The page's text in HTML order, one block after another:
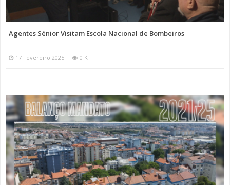
Agentes Sénior Visitam Escola Nacional de Bombeiros
17 Fevereiro 2025 0 K